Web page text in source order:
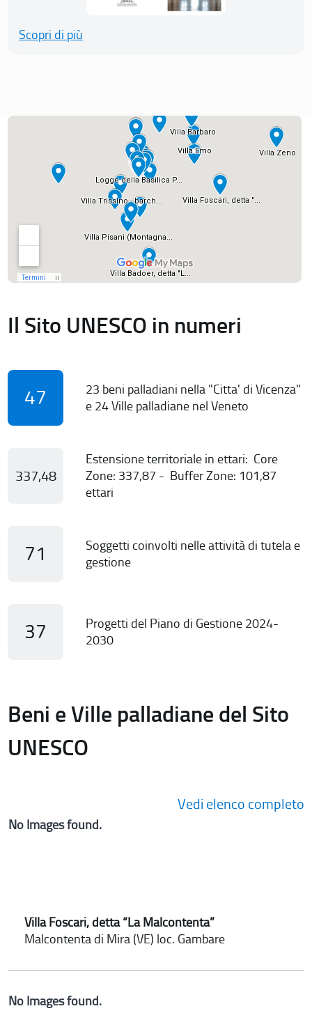
Scopri di più
Il Sito UNESCO in numeri
47
23 beni palladiani nella "Citta' di Vicenza"
e 24 Ville palladiane nel Veneto
337,48
Estensione territoriale in ettari: Core
Zone: 337,87 - Buffer Zone: 101,87
ettari
71
Soggetti coinvolti nelle attività di tutela e
gestione
37
Progetti del Piano di Gestione 2024-
2030
Beni e Ville palladiane del Sito
UNESCO
Vedi elenco completo
No Images found.
Villa Foscari, detta “La Malcontenta”
Malcontenta di Mira (VE) loc. Gambare
No Images found.